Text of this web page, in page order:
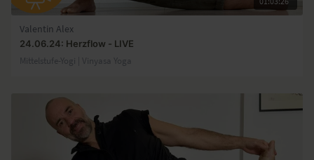
Valentin Alex
24.06.24: Herzflow - LIVE
Mittelstufe-Yogi | Vinyasa Yoga